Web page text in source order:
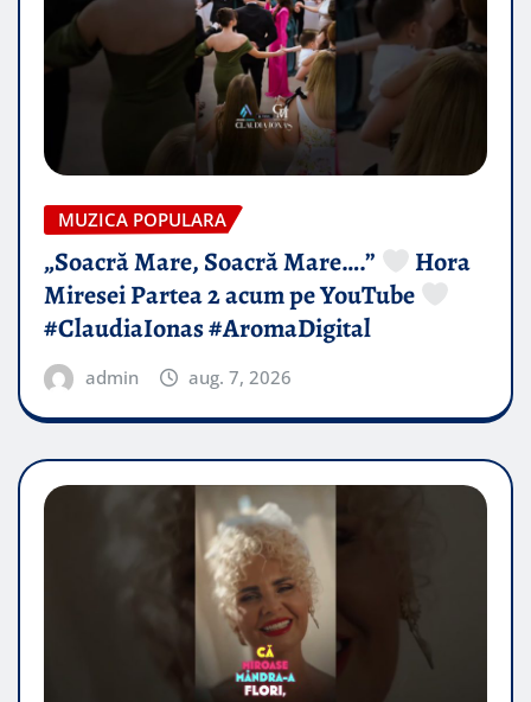
MUZICA POPULARA
„Soacră Mare, Soacră Mare….”
Hora
Miresei Partea 2 acum pe YouTube
#ClaudiaIonas #AromaDigital
admin aug. 7, 2026